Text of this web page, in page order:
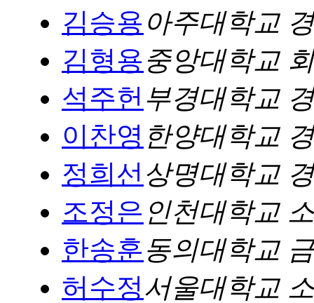
김승용 아주대학교
김형용중앙대학교
석주헌 부경대학교
이찬영 한양대학교
정희선 상명대학교
조정은 인천대학교
한송훈동의대학교
허수정서울대학교